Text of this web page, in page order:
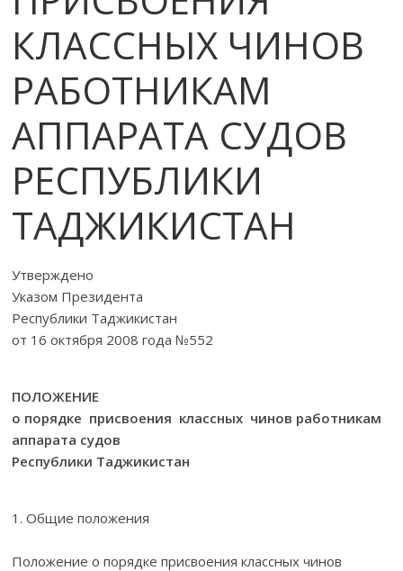
КЛАССНЫХ ЧИНОВ
РАБОТНИКАМ
АППАРАТА СУДОВ
РЕСПУБЛИКИ
ТАДЖИКИСТАН
Утверждено
Указом Президента
Республики Таджикистан
от 16 октября 2008 года №552
ПОЛОЖЕНИЕ
о порядке присвоения классных чинов работникам
аппарата судов
Республики Таджикистан
1. Общие положения
Положение о порядке присвоения классных чинов